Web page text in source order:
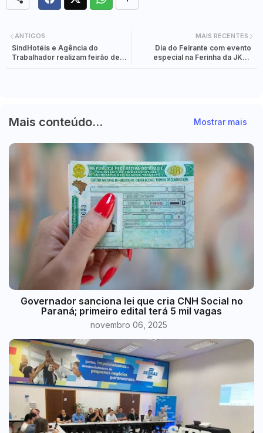
MAIS RECENTES
Dia do Feirante com evento
especial na Ferinha da JK, é
ANTIGOS
SindHotéis e Agência do
Trabalhador realizam feirão de
Mais conteúdo... Mostrar mais
Governador sanciona lei que cria CNH Social no
Paraná; primeiro edital terá 5 mil vagas
novembro 06, 2025